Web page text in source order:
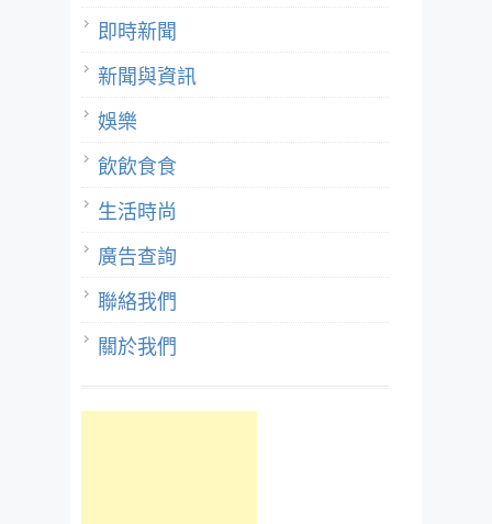
即時新聞
新聞與資訊
娛樂
飲飲食食
生活時尚
廣告查詢
聯絡我們
關於我們